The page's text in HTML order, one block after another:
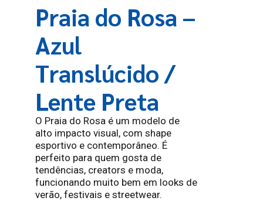
Praia do Rosa –
Azul
Translúcido /
Lente Preta
O Praia do Rosa é um modelo de
alto impacto visual, com shape
esportivo e contemporâneo. É
perfeito para quem gosta de
tendências, creators e moda,
funcionando muito bem em looks de
verão, festivais e streetwear.